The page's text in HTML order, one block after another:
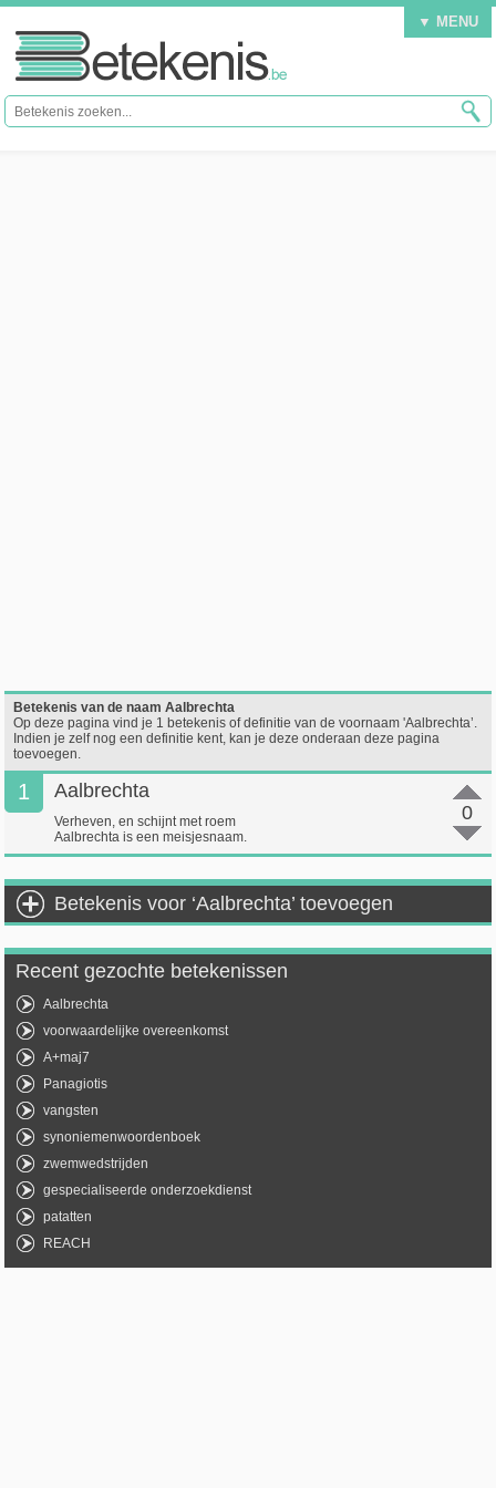
▼ MENU
Betekenis van de naam Aalbrechta
Op deze pagina vind je 1 betekenis of definitie van de voornaam 'Aalbrechta’.
Indien je zelf nog een definitie kent, kan je deze onderaan deze pagina
toevoegen.
1
0
Aalbrechta
Verheven, en schijnt met roem
Aalbrechta is een meisjesnaam.
Betekenis voor ‘Aalbrechta’ toevoegen
Recent gezochte betekenissen
Aalbrechta
voorwaardelijke overeenkomst
A+maj7
Panagiotis
vangsten
synoniemenwoordenboek
zwemwedstrijden
gespecialiseerde onderzoekdienst
patatten
REACH